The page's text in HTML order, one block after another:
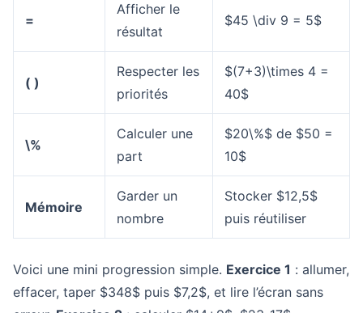
=
Afficher le
résultat
$45 \div 9 = 5$
( )
Respecter les
priorités
$(7+3)\times 4 =
40$
\%
Calculer une
part
$20\%$ de $50 =
10$
Mémoire
Garder un
nombre
Stocker $12,5$
puis réutiliser
Voici une mini progression simple. Exercice 1 : allumer,
effacer, taper $348$ puis $7,2$, et lire l’écran sans